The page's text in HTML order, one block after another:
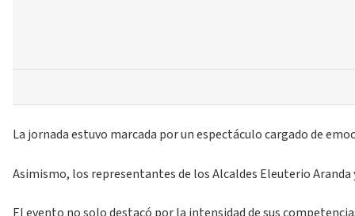
La jornada estuvo marcada por un espectáculo cargado de
Asimismo, los representantes de los Alcaldes Eleuterio